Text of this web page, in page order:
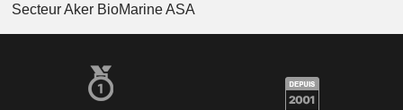
Secteur Aker BioMarine ASA